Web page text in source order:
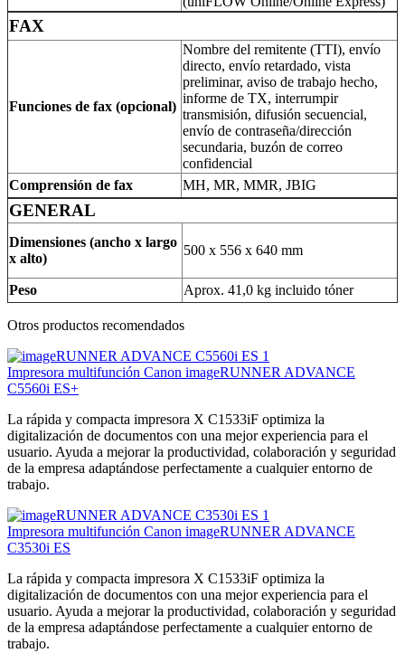
FAX
Funciones de fax (opcional)
Nombre del remitente (TTI), envío
directo, envío retardado, vista
preliminar, aviso de trabajo hecho,
informe de TX, interrumpir
transmisión, difusión secuencial,
envío de contraseña/dirección
secundaria, buzón de correo
confidencial
Comprensión de fax
MH, MR, MMR, JBIG
GENERAL
Dimensiones (ancho x largo
x alto)
500 x 556 x 640 mm
Peso Aprox. 41,0 kg incluido tóner
Otros productos recomendados
Impresora multifunción Canon imageRUNNER ADVANCE
C5560i ES+
La rápida y compacta impresora X C1533iF optimiza la
digitalización de documentos con una mejor experiencia para el
usuario. Ayuda a mejorar la productividad, colaboración y seguridad
de la empresa adaptándose perfectamente a cualquier entorno de
trabajo.
Impresora multifunción Canon imageRUNNER ADVANCE
C3530i ES
La rápida y compacta impresora X C1533iF optimiza la
digitalización de documentos con una mejor experiencia para el
usuario. Ayuda a mejorar la productividad, colaboración y seguridad
de la empresa adaptándose perfectamente a cualquier entorno de
trabajo.